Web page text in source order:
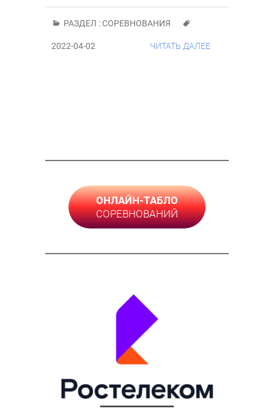
РАЗДЕЛ :СОРЕВНОВАНИЯ
2022-04-02 ЧИТАТЬ ДАЛЕЕ
ОНЛАЙН-ТАБЛО
СОРЕВНОВАНИЙ